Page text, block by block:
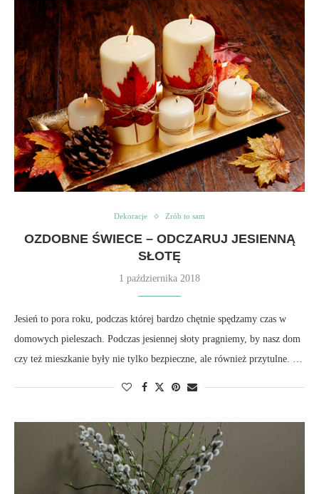
Dekoracje Zrób to sam
OZDOBNE ŚWIECE – ODCZARUJ JESIENNĄ
SŁOTĘ
1 października 2018
Jesień to pora roku, podczas której bardzo chętnie spędzamy czas w
domowych pieleszach. Podczas jesiennej słoty pragniemy, by nasz dom
czy też mieszkanie były nie tylko bezpieczne, ale również przytulne. …